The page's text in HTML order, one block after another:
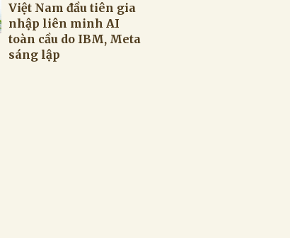
Việt Nam đầu tiên gia
nhập liên minh AI
toàn cầu do IBM, Meta
sáng lập